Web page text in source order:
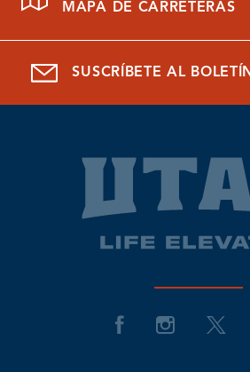
MAPA DE CARRETERAS
SUSCRÍBETE AL